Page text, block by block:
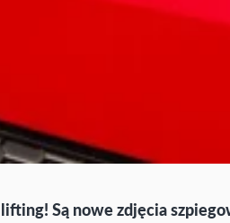
Są nowe zdjęcia